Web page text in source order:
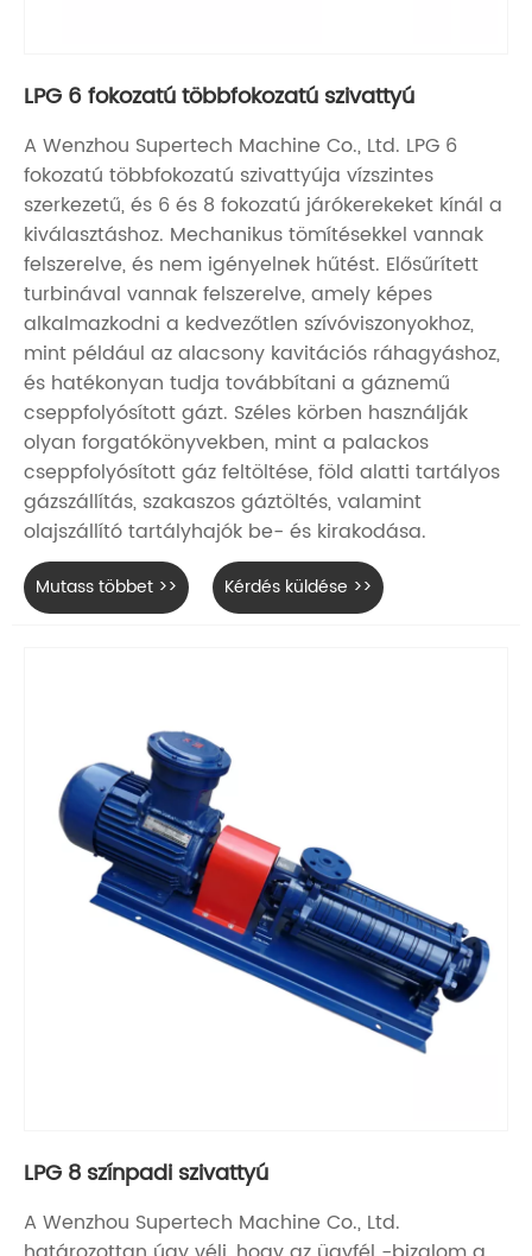
LPG 6 fokozatú többfokozatú szivattyú
A Wenzhou Supertech Machine Co., Ltd. LPG 6
fokozatú többfokozatú szivattyúja vízszintes
szerkezetű, és 6 és 8 fokozatú járókerekeket kínál a
kiválasztáshoz. Mechanikus tömítésekkel vannak
felszerelve, és nem igényelnek hűtést. Elősűrített
turbinával vannak felszerelve, amely képes
alkalmazkodni a kedvezőtlen szívóviszonyokhoz,
mint például az alacsony kavitációs ráhagyáshoz,
és hatékonyan tudja továbbítani a gáznemű
cseppfolyósított gázt. Széles körben használják
olyan forgatókönyvekben, mint a palackos
cseppfolyósított gáz feltöltése, föld alatti tartályos
gázszállítás, szakaszos gáztöltés, valamint
olajszállító tartályhajók be- és kirakodása.
Mutass többet >> Kérdés küldése >>
LPG 8 színpadi szivattyú
A Wenzhou Supertech Machine Co., Ltd.